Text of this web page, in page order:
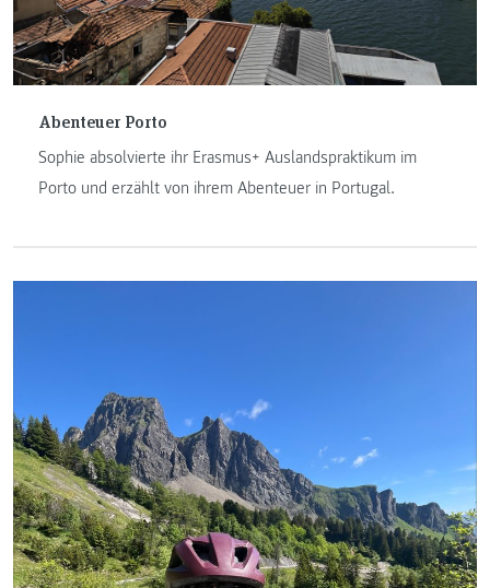
Abenteuer Porto
Sophie absolvierte ihr Erasmus+ Auslandspraktikum im
Porto und erzählt von ihrem Abenteuer in Portugal.